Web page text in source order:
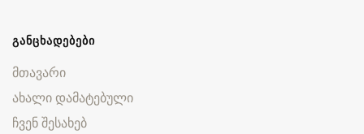
ᲒᲐᲜᲪᲮᲐᲓᲔᲑᲔᲑᲘ
მთავარი
ახალი დამატებული
ჩვენ შესახებ